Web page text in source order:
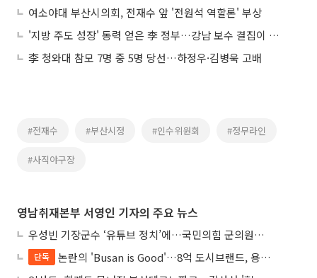
여소야대 부산시의회, 전재수 앞 '전원석 역할론' 부상
'지방 주도 성장' 동력 얻은 李 정부…강남 보수 결집이 서울시장 판세 갈랐다
李 청와대 참모 7명 중 5명 당선…하정우·김병욱 고배
#전재수 #부산시정 #인수위원회 #정무라인
#사직야구장
영남취재본부 서영인 기자의 주요 뉴스
우성빈 기장군수 ‘유튜브 정치’에…국민의힘 군의원들 집단 반발
단독
논란의 'Busan is Good'…8억 도시브랜드, 용산 대통령실 CI 업체가 수행